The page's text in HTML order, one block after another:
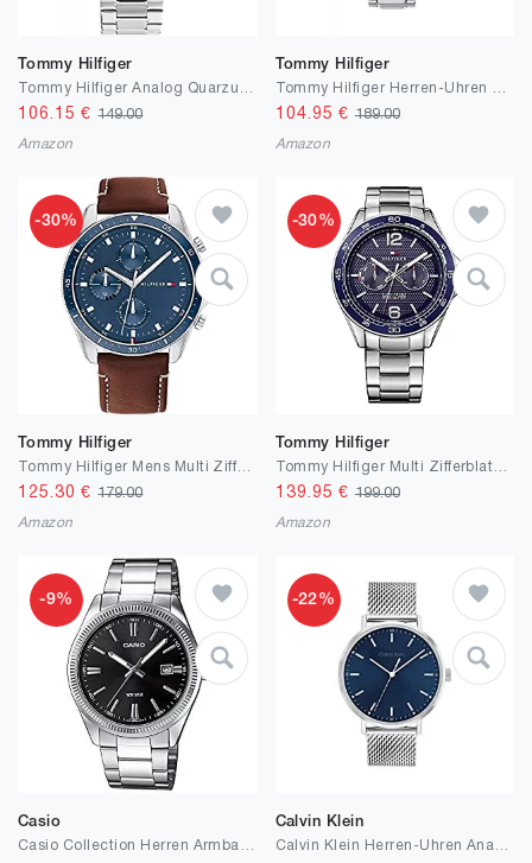
Tommy Hilfiger
106.15 €149.00
Amazon
Tommy Hilfiger
104.95 € 189.00
Amazon
-30%
Tommy Hilfiger
125.30 €179.00
Amazon
-30%
Tommy Hilfiger
139.95 € 199.00
Amazon
-9%
Casio
-22%
Calvin Klein